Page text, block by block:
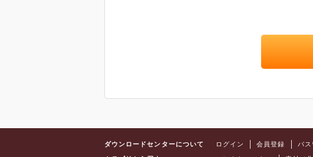
ダウンロードセンターについて ログイン 会員登録 パ